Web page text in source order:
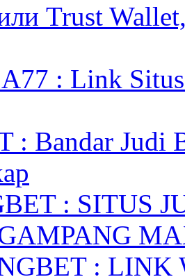
Trust
: Link Situs
: Bandar Judi
: SITUS
: LINK